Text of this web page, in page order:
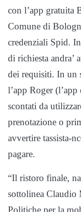
con l’app gratuita
Comune di
credenziali Spid.
di richiesta andra’
dei requisiti. In un
l’app Roger
scontati da
prenotazione o
avvertire tassista-
pagare.
“Il ristoro finale,
sottolinea Claudio
Politiche per la